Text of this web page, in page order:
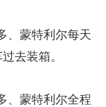
、蒙特利尔每天
去装箱。
、蒙特利尔全程